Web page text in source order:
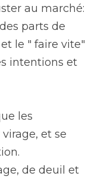
au marché:
parts de
le " faire vite"
intentions et
les
et se
de deuil et